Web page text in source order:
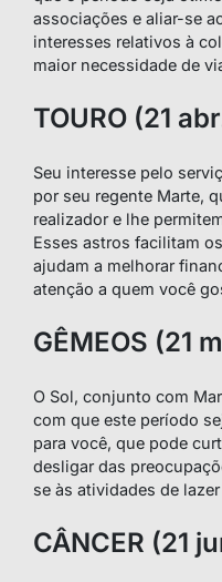
associações e aliar-se
interesses relativos à
maior necessidade de
TOURO (21
Seu interesse pelo
por seu regente Marte,
realizador e lhe
Esses astros facilitam
ajudam a melhorar
atenção a quem você
GÊMEOS (21
O Sol, conjunto com
com que este período
para você, que pode
desligar das
se às atividades de
CÂNCER (21